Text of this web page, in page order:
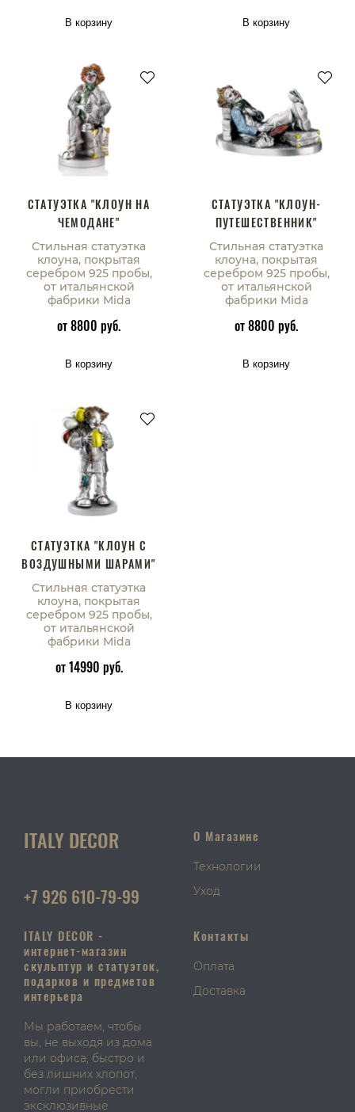
В корзину В корзину
СТАТУЭТКА "КЛОУН НА
ЧЕМОДАНЕ"
Стильная статуэтка
клоуна, покрытая
серебром 925 пробы,
от итальянской
фабрики Mida
от 8800 руб.
В корзину
СТАТУЭТКА "КЛОУН-
ПУТЕШЕСТВЕННИК"
Стильная статуэтка
клоуна, покрытая
серебром 925 пробы,
от итальянской
фабрики Mida
от 8800 руб.
В корзину
СТАТУЭТКА "КЛОУН С
ВОЗДУШНЫМИ ШАРАМИ"
Стильная статуэтка
клоуна, покрытая
серебром 925 пробы,
от итальянской
фабрики Mida
от 14990 руб.
В корзину
ITALY DECOR
+7 926 610-79-99
О Магазине
Технологии
Уход
ITALY DECOR -
интернет-магазин
скульптур и статуэток,
подарков и предметов
интерьера
Мы работаем, чтобы
вы, не выходя из дома
или офиса, быстро и
без лишних хлопот,
могли приобрести
эксклюзивные
Контакты
Оплата
Доставка